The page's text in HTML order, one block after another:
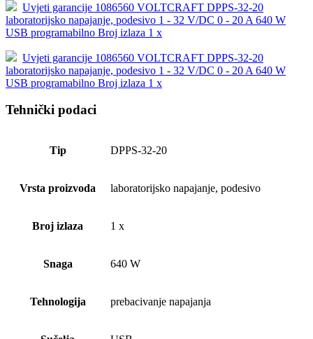
Uvjeti garancije 1086560 VOLTCRAFT DPPS-32-20
laboratorijsko napajanje, podesivo 1 - 32 V/DC 0 - 20 A 640 W
USB programabilno Broj izlaza 1 x
Uvjeti garancije 1086560 VOLTCRAFT DPPS-32-20
laboratorijsko napajanje, podesivo 1 - 32 V/DC 0 - 20 A 640 W
USB programabilno Broj izlaza 1 x
Tehnički podaci
Tip DPPS-32-20
Vrsta proizvoda laboratorijsko napajanje, podesivo
Broj izlaza 1 x
Snaga 640 W
Tehnologija prebacivanje napajanja